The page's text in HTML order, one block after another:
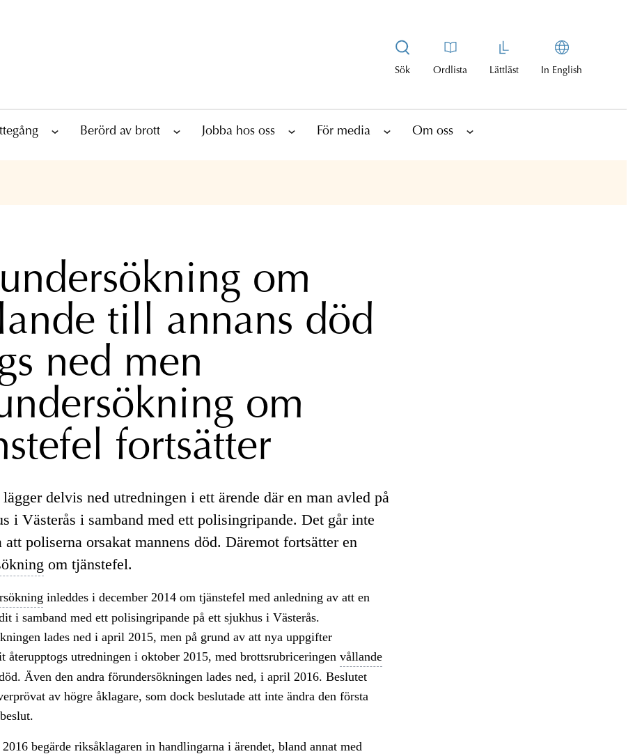
Sök Ordlista Lättläst In English
Berörd av brott Jobba hos oss För media Om oss
om
till annans död
ned men
om
fortsätter
delvis ned utredningen i ett ärende där en man avled på
i Västerås i samband med ett polisingripande. Det går inte
att poliserna orsakat mannens död. Däremot fortsätter en
om tjänstefel.
inleddes i december 2014 om tjänstefel med anledning av att en
i samband med ett polisingripande på ett sjukhus i Västerås.
lades ned i april 2015, men på grund av att nya uppgifter
återupptogs utredningen i oktober 2015, med brottsrubriceringen vållande
Även den andra förundersökningen lades ned, i april 2016. Beslutet
av högre åklagare, som dock beslutade att inte ändra den första
begärde riksåklagaren in handlingarna i ärendet, bland annat med